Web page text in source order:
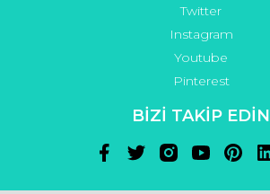
Twitter
Instagram
Youtube
Pinterest
BİZİ TAKİP EDİN